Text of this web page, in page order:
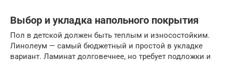
Выбор и укладка напольного покрытия
Пол в детской должен быть теплым и износостойким.
Линолеум — самый бюджетный и простой в укладке
вариант. Ламинат долговечнее, но требует подложки и